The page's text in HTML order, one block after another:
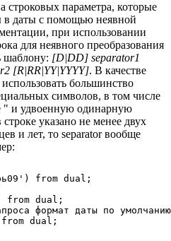
строковых параметра, которые
в даты с помощью неявной
при использовании
для неявного преобразования
шаблону: [D|DD] separator1
[R|RR|YY|YYYY]. В качестве
большинство
символов, в том числе
" и удвоенную одинарную
указано не менее двух
и лет, то separator вообще
from dual;
from dual;
формат даты по умолчанию
dual;